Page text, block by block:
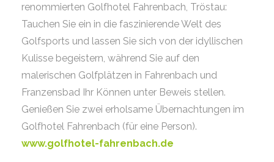
renommierten Golfhotel Fahrenbach, Tröstau:
Tauchen Sie ein in die faszinierende Welt des
Golfsports und lassen Sie sich von der idyllischen
Kulisse begeistern, während Sie auf den
malerischen Golfplätzen in Fahrenbach und
Franzensbad Ihr Können unter Beweis stellen.
Genießen Sie zwei erholsame Übernachtungen im
Golfhotel Fahrenbach (für eine Person).
www.golfhotel-fahrenbach.de